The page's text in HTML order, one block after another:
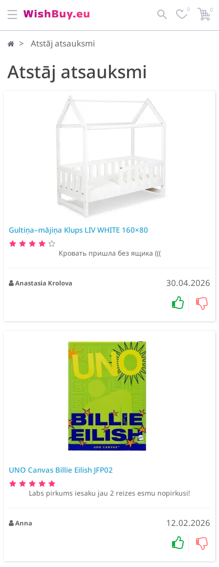
0 0
Atstāj atsauksmi
Atstāj atsauksmi
Gultiņa–mājiņa Klups LIV WHITE 160×80
Кровать пришла без ящика (((
Anastasia Krolova 30.04.2026
UNO Canvas Billie Eilish JFP02
Labs pirkums iesaku jau 2 reizes esmu nopirkusi!
Anna 12.02.2026